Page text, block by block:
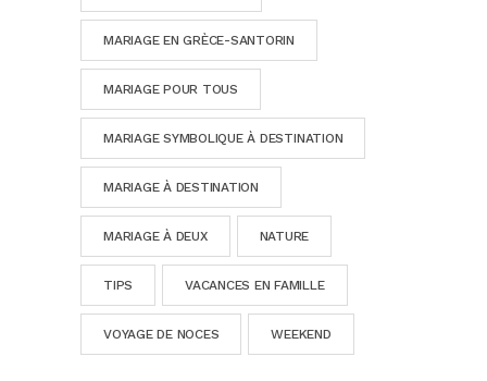
MARIAGE EN GRÈCE-SANTORIN
MARIAGE POUR TOUS
MARIAGE SYMBOLIQUE À DESTINATION
MARIAGE À DESTINATION
MARIAGE À DEUX NATURE
TIPS VACANCES EN FAMILLE
VOYAGE DE NOCES WEEKEND